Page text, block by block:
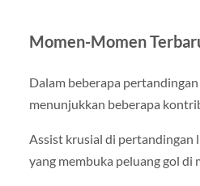
Momen-Momen
Dalam beberapa
menunjukkan beberapa
Assist krusial di pertandingan
yang membuka peluang gol